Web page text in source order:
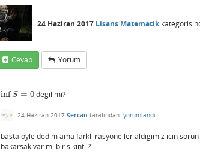
24 Haziran 2017 Lisans Matematik
Cevap Yorum
infS = 0
infS=0 degil mi?
24 Haziran 2017 Sercan tarafından yorumlandı
basta oyle dedim ama farkli rasyoneller aldigimiz icin
bakarsak var mi bir sıkınti ?